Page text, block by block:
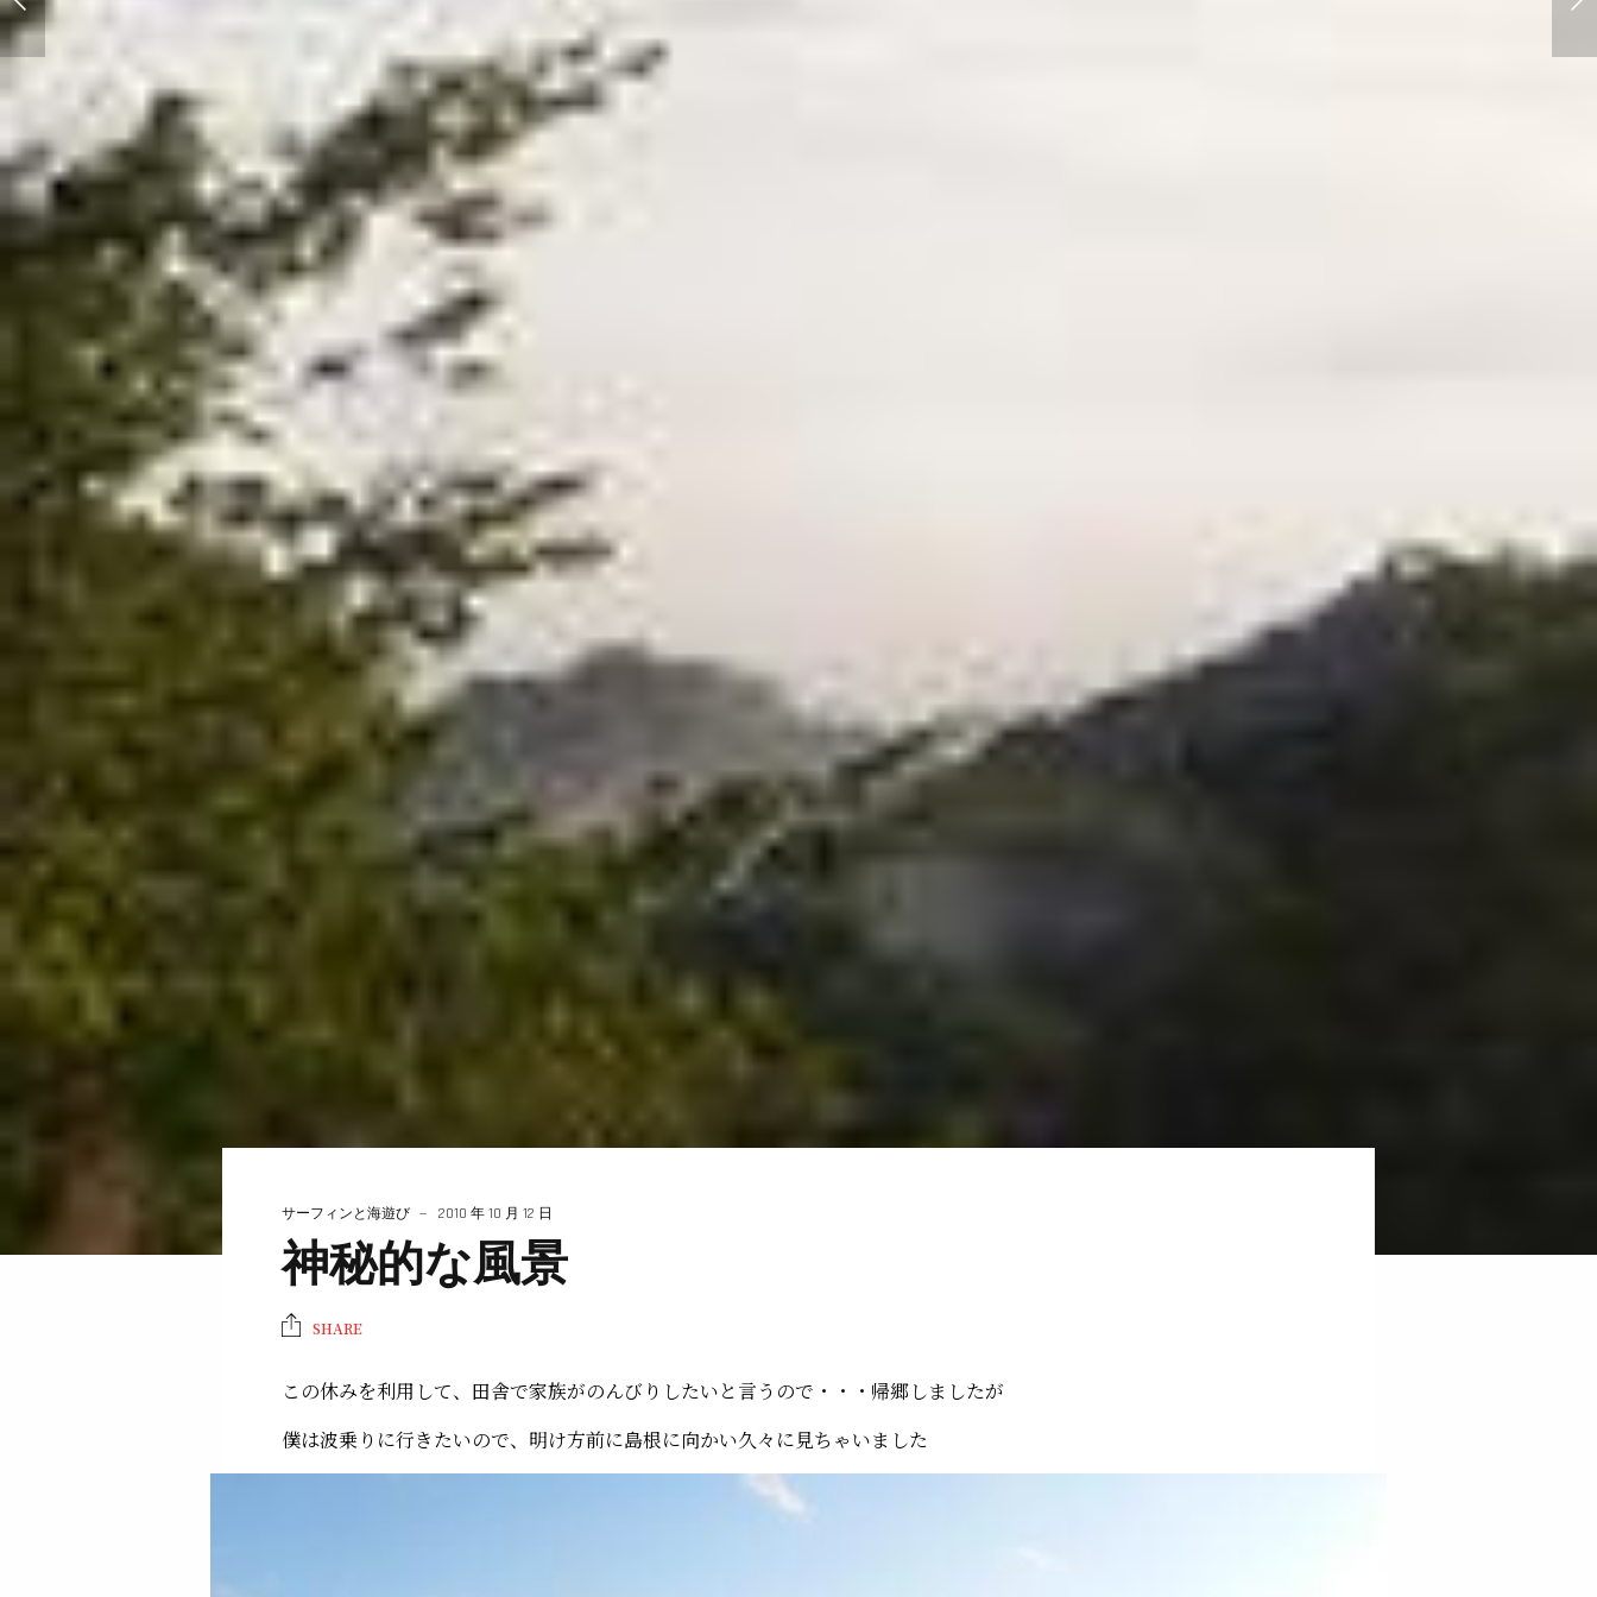
サーフィンと海遊び 2010 年 10 月 12 日
神秘的な風景
SHARE
この休みを利用して、田舎で家族がのんびりしたいと言うので・・・帰郷しましたが
僕は波乗りに行きたいので、明け方前に島根に向かい久々に見ちゃいました